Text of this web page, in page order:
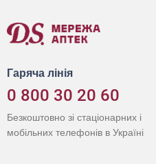
Гаряча лінія
0 800 30 20 60
Безкоштовно зі стаціонарних і
мобільних телефонів в Україні